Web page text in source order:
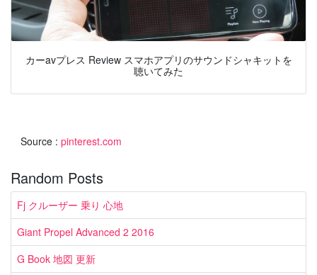
カーavプレス Review スマホアプリのサウンドシャキットを
聴いてみた
Source : pinterest.com
Random Posts
Fj クルーザー 乗り 心地
Giant Propel Advanced 2 2016
G Book 地図 更新